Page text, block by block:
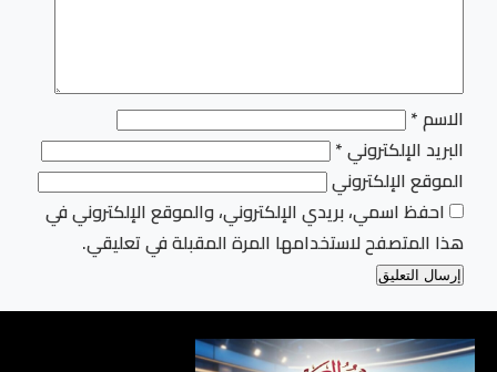
الاسم*
البريد الإلكتروني*
الموقع الإلكتروني
احفظ اسمي، بريدي الإلكتروني، والموقع الإلكتروني في
هذا المتصفح لاستخدامها المرة المقبلة في تعليقي.